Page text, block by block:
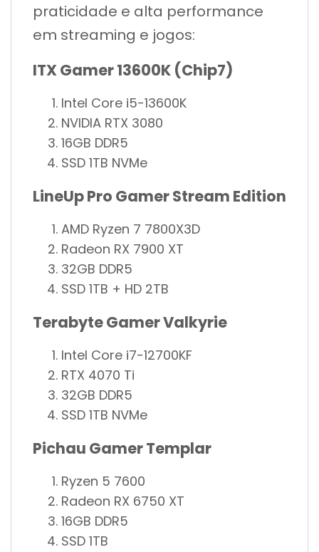
praticidade e alta performance
em streaming e jogos:
ITX Gamer 13600K (Chip7)
Intel Core i5-13600K
NVIDIA RTX 3080
16GB DDR5
SSD 1TB NVMe
LineUp Pro Gamer Stream Edition
AMD Ryzen 7 7800X3D
Radeon RX 7900 XT
32GB DDR5
SSD 1TB + HD 2TB
Terabyte Gamer Valkyrie
Intel Core i7-12700KF
RTX 4070 Ti
32GB DDR5
SSD 1TB NVMe
Pichau Gamer Templar
Ryzen 5 7600
Radeon RX 6750 XT
16GB DDR5
SSD 1TB